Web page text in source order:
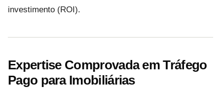
investimento (ROI).
Expertise Comprovada em Tráfego
Pago para Imobiliárias